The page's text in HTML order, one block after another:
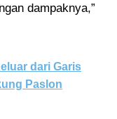
dampaknya,”
dari Garis
Paslon